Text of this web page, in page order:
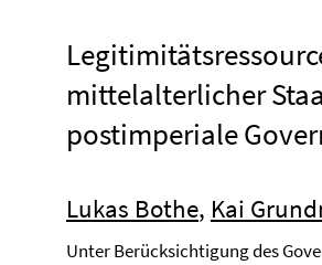
mittelalterlicher
postimperiale
Lukas Bothe, Kai
Unter Berücksichtigung des